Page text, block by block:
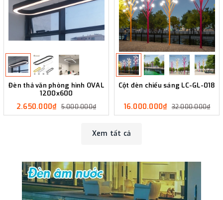
Đèn thả văn phòng hình OVAL
1200x600
2.650.000₫ 5.000.000₫
Cột đèn chiếu sáng LC-GL-018
16.000.000₫ 32.000.000₫
Xem tất cả